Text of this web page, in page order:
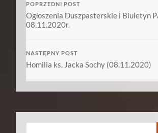
POPRZEDNI POST
Ogłoszenia Duszpasterskie i Biuletyn
08.11.2020r.
NASTĘPNY POST
Homilia ks. Jacka Sochy (08.11.2020)